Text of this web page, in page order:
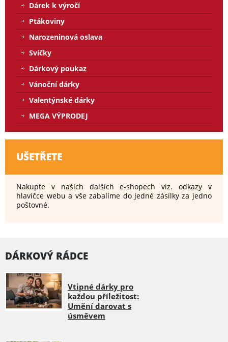
Dárek k výročí
Ptákoviny
Narozeninová oslava
Svíčky
Dárkový poukaz
Vánoční dárky
Valentýnské dárky
MEGA VÝPRODEJ
UŠETŘETE
Nakupte v našich dalších e-shopech viz. odkazy v
hlavičce webu a vše zabalíme do jedné zásilky za jedno
poštovné.
DÁRKOVÝ RÁDCE
Vtipné dárky pro
každou příležitost:
Umění darovat s
úsměvem